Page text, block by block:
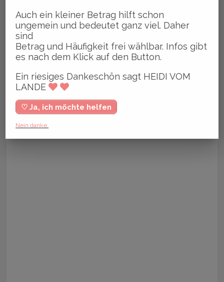
Auch ein kleiner Betrag hilft schon
ungemein und bedeutet ganz viel. Daher
sind
Betrag und Häufigkeit frei wählbar. Infos gibt
es nach dem Klick auf den Button.
Ein riesiges Dankeschön sagt HEIDI VOM
LANDE
♡ Ja, ich möchte helfen
Nein danke.